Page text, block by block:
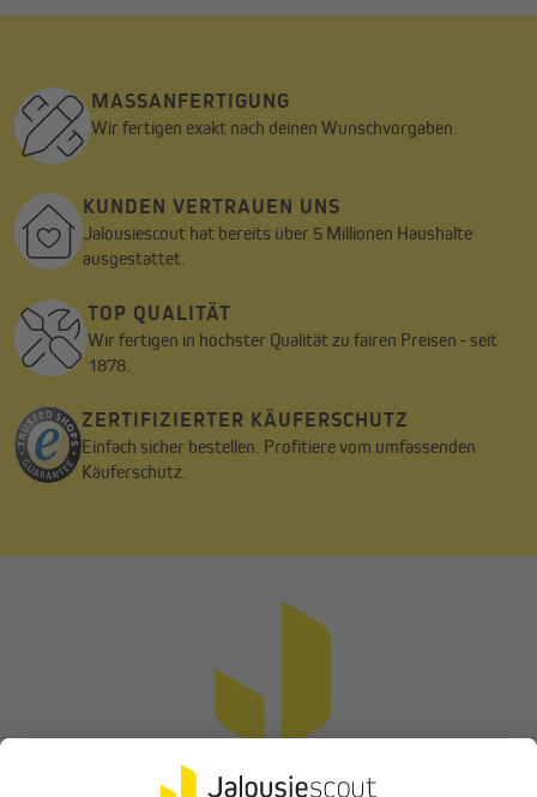
MASSANFERTIGUNG
Wir fertigen exakt nach deinen Wunschvorgaben.
KUNDEN VERTRAUEN UNS
Jalousiescout hat bereits über 5 Millionen Haushalte
ausgestattet.
TOP QUALITÄT
Wir fertigen in höchster Qualität zu fairen Preisen - seit
1878.
ZERTIFIZIERTER KÄUFERSCHUTZ
Einfach sicher bestellen. Profitiere vom umfassenden
Käuferschutz.